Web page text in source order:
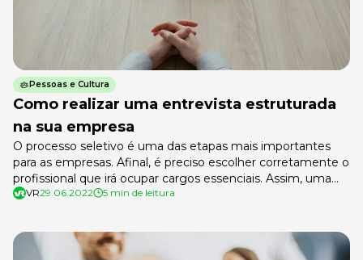
Pessoas e Cultura
Como realizar uma entrevista estruturada
na sua empresa
O processo seletivo é uma das etapas mais importantes
para as empresas. Afinal, é preciso escolher corretamente o
profissional que irá ocupar cargos essenciais. Assim, uma
excelente maneira de recrutar candidatos de maneira
assim como a dinâmica de […]
VR29.06.2022 5 min de leitura